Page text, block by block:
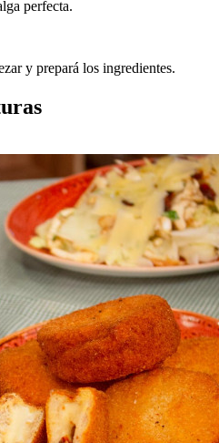
perfecta.
y prepará los ingredientes.